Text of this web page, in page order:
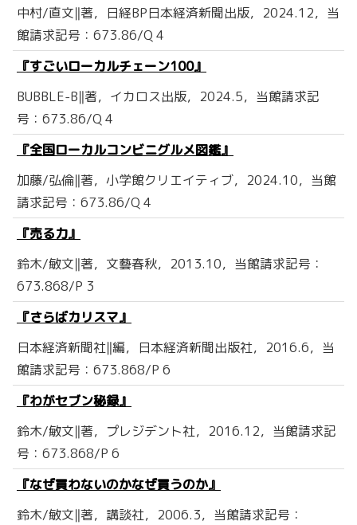
中村/直文‖著，日経BP日本経済新聞出版，2024.12，当
館請求記号：673.86/Q 4
『すごいローカルチェーン100』
BUBBLE-B‖著，イカロス出版，2024.5，当館請求記
号：673.86/Q 4
『全国ローカルコンビニグルメ図鑑』
加藤/弘倫‖著，小学館クリエイティブ，2024.10，当館
請求記号：673.86/Q 4
『売る力』
鈴木/敏文‖著，文藝春秋，2013.10，当館請求記号：
673.868/P 3
『さらばカリスマ』
日本経済新聞社‖編，日本経済新聞出版社，2016.6，当
館請求記号：673.868/P 6
『わがセブン秘録』
鈴木/敏文‖著，プレジデント社，2016.12，当館請求記
号：673.868/P 6
『なぜ買わないのかなぜ買うのか』
鈴木/敏文‖著，講談社，2006.3，当館請求記号：